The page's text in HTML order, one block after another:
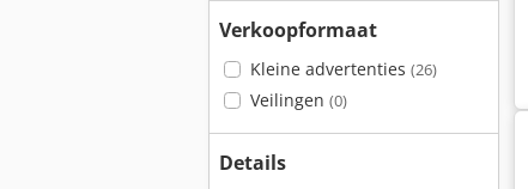
Verkoopformaat
Kleine advertenties (26)
Veilingen (0)
Details